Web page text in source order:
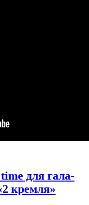
для гала-
кремля»